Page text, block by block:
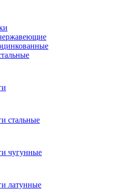
стальные
чугунные
латунные